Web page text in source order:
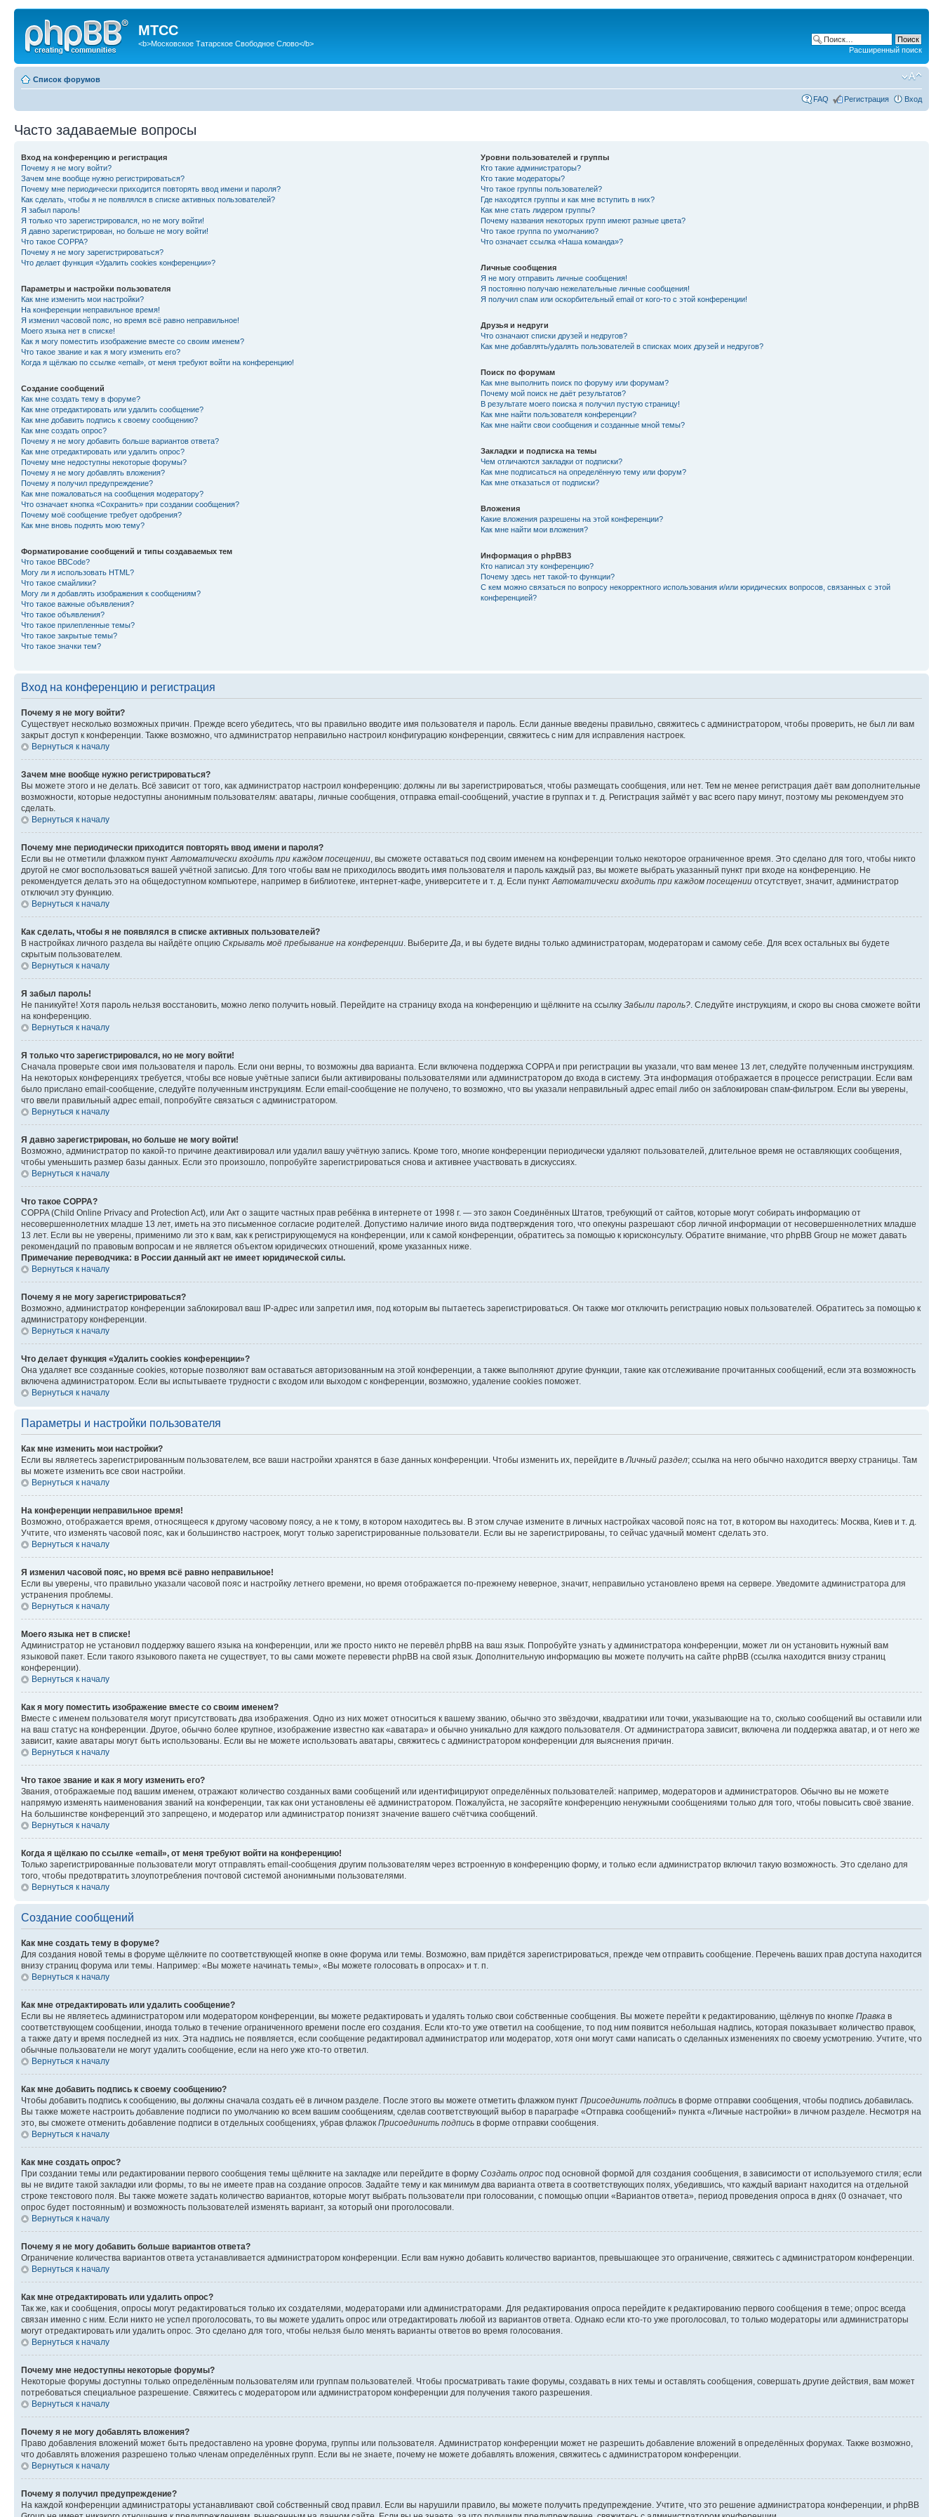
МТСС
<b>Московское Татарское Свободное Слово</b>
Расширенный поиск
Список форумов
FAQ Регистрация Вход
Часто задаваемые вопросы
Вход на конференцию и регистрация
Почему я не могу войти?
Зачем мне вообще нужно регистрироваться?
Почему мне периодически приходится повторять ввод имени и пароля?
Как сделать, чтобы я не появлялся в списке активных пользователей?
Я забыл пароль!
Я только что зарегистрировался, но не могу войти!
Я давно зарегистрирован, но больше не могу войти!
Что такое COPPA?
Почему я не могу зарегистрироваться?
Что делает функция «Удалить cookies конференции»?
Параметры и настройки пользователя
Как мне изменить мои настройки?
На конференции неправильное время!
Я изменил часовой пояс, но время всё равно неправильное!
Моего языка нет в списке!
Как я могу поместить изображение вместе со своим именем?
Что такое звание и как я могу изменить его?
Когда я щёлкаю по ссылке «email», от меня требуют войти на конференцию!
Создание сообщений
Как мне создать тему в форуме?
Как мне отредактировать или удалить сообщение?
Как мне добавить подпись к своему сообщению?
Как мне создать опрос?
Почему я не могу добавить больше вариантов ответа?
Как мне отредактировать или удалить опрос?
Почему мне недоступны некоторые форумы?
Почему я не могу добавлять вложения?
Почему я получил предупреждение?
Как мне пожаловаться на сообщения модератору?
Что означает кнопка «Сохранить» при создании сообщения?
Почему моё сообщение требует одобрения?
Как мне вновь поднять мою тему?
Форматирование сообщений и типы создаваемых тем
Что такое BBCode?
Могу ли я использовать HTML?
Что такое смайлики?
Могу ли я добавлять изображения к сообщениям?
Что такое важные объявления?
Что такое объявления?
Что такое прилепленные темы?
Что такое закрытые темы?
Что такое значки тем?
Уровни пользователей и группы
Кто такие администраторы?
Кто такие модераторы?
Что такое группы пользователей?
Где находятся группы и как мне вступить в них?
Как мне стать лидером группы?
Почему названия некоторых групп имеют разные цвета?
Что такое группа по умолчанию?
Что означает ссылка «Наша команда»?
Личные сообщения
Я не могу отправить личные сообщения!
Я постоянно получаю нежелательные личные сообщения!
Я получил спам или оскорбительный email от кого-то с этой конференции!
Друзья и недруги
Что означают списки друзей и недругов?
Как мне добавлять/удалять пользователей в списках моих друзей и недругов?
Поиск по форумам
Как мне выполнить поиск по форуму или форумам?
Почему мой поиск не даёт результатов?
В результате моего поиска я получил пустую страницу!
Как мне найти пользователя конференции?
Как мне найти свои сообщения и созданные мной темы?
Закладки и подписка на темы
Чем отличаются закладки от подписки?
Как мне подписаться на определённую тему или форум?
Как мне отказаться от подписки?
Вложения
Какие вложения разрешены на этой конференции?
Как мне найти мои вложения?
Информация о phpBB3
Кто написал эту конференцию?
Почему здесь нет такой-то функции?
С кем можно связаться по вопросу некорректного использования и/или юридических вопросов, связанных с этой
конференцией?
Вход на конференцию и регистрация
Почему я не могу войти?
Существует несколько возможных причин. Прежде всего убедитесь, что вы правильно вводите имя пользователя и пароль. Если данные введены правильно, свяжитесь с администратором, чтобы проверить, не был ли вам
закрыт доступ к конференции. Также возможно, что администратор неправильно настроил конфигурацию конференции, свяжитесь с ним для исправления настроек.
Вернуться к началу
Зачем мне вообще нужно регистрироваться?
Вы можете этого и не делать. Всё зависит от того, как администратор настроил конференцию: должны ли вы зарегистрироваться, чтобы размещать сообщения, или нет. Тем не менее регистрация даёт вам дополнительные
возможности, которые недоступны анонимным пользователям: аватары, личные сообщения, отправка email-сообщений, участие в группах и т. д. Регистрация займёт у вас всего пару минут, поэтому мы рекомендуем это
сделать.
Вернуться к началу
Почему мне периодически приходится повторять ввод имени и пароля?
Если вы не отметили флажком пункт Автоматически входить при каждом посещении , вы сможете оставаться под своим именем на конференции только некоторое ограниченное время. Это сделано для того, чтобы никто
другой не смог воспользоваться вашей учётной записью. Для того чтобы вам не приходилось вводить имя пользователя и пароль каждый раз, вы можете выбрать указанный пункт при входе на конференцию. Не
рекомендуется делать это на общедоступном компьютере, например в библиотеке, интернет-кафе, университете и т. д. Если пункт Автоматически входить при каждом посещении отсутствует, значит, администратор
отключил эту функцию.
Вернуться к началу
Как сделать, чтобы я не появлялся в списке активных пользователей?
В настройках личного раздела вы найдёте опцию Скрывать моё пребывание на конференции . Выберите Да , и вы будете видны только администраторам, модераторам и самому себе. Для всех остальных вы будете
скрытым пользователем.
Вернуться к началу
Я забыл пароль!
Не паникуйте! Хотя пароль нельзя восстановить, можно легко получить новый. Перейдите на страницу входа на конференцию и щёлкните на ссылку Забыли пароль? . Следуйте инструкциям, и скоро вы снова сможете войти
на конференцию.
Вернуться к началу
Я только что зарегистрировался, но не могу войти!
Сначала проверьте свои имя пользователя и пароль. Если они верны, то возможны два варианта. Если включена поддержка COPPA и при регистрации вы указали, что вам менее 13 лет, следуйте полученным инструкциям.
На некоторых конференциях требуется, чтобы все новые учётные записи были активированы пользователями или администратором до входа в систему. Эта информация отображается в процессе регистрации. Если вам
было прислано email-сообщение, следуйте полученным инструкциям. Если email-сообщение не получено, то возможно, что вы указали неправильный адрес email либо он заблокирован спам-фильтром. Если вы уверены,
что ввели правильный адрес email, попробуйте связаться с администратором.
Вернуться к началу
Я давно зарегистрирован, но больше не могу войти!
Возможно, администратор по какой-то причине деактивировал или удалил вашу учётную запись. Кроме того, многие конференции периодически удаляют пользователей, длительное время не оставляющих сообщения,
чтобы уменьшить размер базы данных. Если это произошло, попробуйте зарегистрироваться снова и активнее участвовать в дискуссиях.
Вернуться к началу
Что такое COPPA?
COPPA (Child Online Privacy and Protection Act), или Акт о защите частных прав ребёнка в интернете от 1998 г. — это закон Соединённых Штатов, требующий от сайтов, которые могут собирать информацию от
несовершеннолетних младше 13 лет, иметь на это письменное согласие родителей. Допустимо наличие иного вида подтверждения того, что опекуны разрешают сбор личной информации от несовершеннолетних младше
13 лет. Если вы не уверены, применимо ли это к вам, как к регистрирующемуся на конференции, или к самой конференции, обратитесь за помощью к юрисконсульту. Обратите внимание, что phpBB Group не может давать
рекомендаций по правовым вопросам и не является объектом юридических отношений, кроме указанных ниже.
Примечание переводчика: в России данный акт не имеет юридической силы.
Вернуться к началу
Почему я не могу зарегистрироваться?
Возможно, администратор конференции заблокировал ваш IP-адрес или запретил имя, под которым вы пытаетесь зарегистрироваться. Он также мог отключить регистрацию новых пользователей. Обратитесь за помощью к
администратору конференции.
Вернуться к началу
Что делает функция «Удалить cookies конференции»?
Она удаляет все созданные cookies, которые позволяют вам оставаться авторизованным на этой конференции, а также выполняют другие функции, такие как отслеживание прочитанных сообщений, если эта возможность
включена администратором. Если вы испытываете трудности с входом или выходом с конференции, возможно, удаление cookies поможет.
Вернуться к началу
Параметры и настройки пользователя
Как мне изменить мои настройки?
Если вы являетесь зарегистрированным пользователем, все ваши настройки хранятся в базе данных конференции. Чтобы изменить их, перейдите в Личный раздел; ссылка на него обычно находится вверху страницы. Там
вы можете изменить все свои настройки.
Вернуться к началу
На конференции неправильное время!
Возможно, отображается время, относящееся к другому часовому поясу, а не к тому, в котором находитесь вы. В этом случае измените в личных настройках часовой пояс на тот, в котором вы находитесь: Москва, Киев и т. д.
Учтите, что изменять часовой пояс, как и большинство настроек, могут только зарегистрированные пользователи. Если вы не зарегистрированы, то сейчас удачный момент сделать это.
Вернуться к началу
Я изменил часовой пояс, но время всё равно неправильное!
Если вы уверены, что правильно указали часовой пояс и настройку летнего времени, но время отображается по-прежнему неверное, значит, неправильно установлено время на сервере. Уведомите администратора для
устранения проблемы.
Вернуться к началу
Моего языка нет в списке!
Администратор не установил поддержку вашего языка на конференции, или же просто никто не перевёл phpBB на ваш язык. Попробуйте узнать у администратора конференции, может ли он установить нужный вам
языковой пакет. Если такого языкового пакета не существует, то вы сами можете перевести phpBB на свой язык. Дополнительную информацию вы можете получить на сайте phpBB (ссылка находится внизу страниц
конференции).
Вернуться к началу
Как я могу поместить изображение вместе со своим именем?
Вместе с именем пользователя могут присутствовать два изображения. Одно из них может относиться к вашему званию, обычно это звёздочки, квадратики или точки, указывающие на то, сколько сообщений вы оставили или
на ваш статус на конференции. Другое, обычно более крупное, изображение известно как «аватара» и обычно уникально для каждого пользователя. От администратора зависит, включена ли поддержка аватар, и от него же
зависит, какие аватары могут быть использованы. Если вы не можете использовать аватары, свяжитесь с администратором конференции для выяснения причин.
Вернуться к началу
Что такое звание и как я могу изменить его?
Звания, отображаемые под вашим именем, отражают количество созданных вами сообщений или идентифицируют определённых пользователей: например, модераторов и администраторов. Обычно вы не можете
напрямую изменять наименования званий на конференции, так как они установлены её администратором. Пожалуйста, не засоряйте конференцию ненужными сообщениями только для того, чтобы повысить своё звание.
На большинстве конференций это запрещено, и модератор или администратор понизят значение вашего счётчика сообщений.
Вернуться к началу
Когда я щёлкаю по ссылке «email», от меня требуют войти на конференцию!
Только зарегистрированные пользователи могут отправлять email-сообщения другим пользователям через встроенную в конференцию форму, и только если администратор включил такую возможность. Это сделано для
того, чтобы предотвратить злоупотребления почтовой системой анонимными пользователями.
Вернуться к началу
Создание сообщений
Как мне создать тему в форуме?
Для создания новой темы в форуме щёлкните по соответствующей кнопке в окне форума или темы. Возможно, вам придётся зарегистрироваться, прежде чем отправить сообщение. Перечень ваших прав доступа находится
внизу страниц форума или темы. Например: «Вы можете начинать темы», «Вы можете голосовать в опросах» и т. п.
Вернуться к началу
Как мне отредактировать или удалить сообщение?
Если вы не являетесь администратором или модератором конференции, вы можете редактировать и удалять только свои собственные сообщения. Вы можете перейти к редактированию, щёлкнув по кнопке Правка в
соответствующем сообщении, иногда только в течение ограниченного времени после его создания. Если кто-то уже ответил на сообщение, то под ним появится небольшая надпись, которая показывает количество правок,
а также дату и время последней из них. Эта надпись не появляется, если сообщение редактировал администратор или модератор, хотя они могут сами написать о сделанных изменениях по своему усмотрению. Учтите, что
обычные пользователи не могут удалить сообщение, если на него уже кто-то ответил.
Вернуться к началу
Как мне добавить подпись к своему сообщению?
Чтобы добавить подпись к сообщению, вы должны сначала создать её в личном разделе. После этого вы можете отметить флажком пункт Присоединить подпись в форме отправки сообщения, чтобы подпись добавилась.
Вы также можете настроить добавление подписи по умолчанию ко всем вашим сообщениям, сделав соответствующий выбор в параграфе «Отправка сообщений» пункта «Личные настройки» в личном разделе. Несмотря на
это, вы сможете отменить добавление подписи в отдельных сообщениях, убрав флажок Присоединить подпись в форме отправки сообщения.
Вернуться к началу
Как мне создать опрос?
При создании темы или редактировании первого сообщения темы щёлкните на закладке или перейдите в форму Создать опрос под основной формой для создания сообщения, в зависимости от используемого стиля; если
вы не видите такой закладки или формы, то вы не имеете прав на создание опросов. Задайте тему и как минимум два варианта ответа в соответствующих полях, убедившись, что каждый вариант находится на отдельной
строке текстового поля. Вы также можете задать количество вариантов, которые могут выбрать пользователи при голосовании, с помощью опции «Вариантов ответа», период проведения опроса в днях (0 означает, что
опрос будет постоянным) и возможность пользователей изменять вариант, за который они проголосовали.
Вернуться к началу
Почему я не могу добавить больше вариантов ответа?
Ограничение количества вариантов ответа устанавливается администратором конференции. Если вам нужно добавить количество вариантов, превышающее это ограничение, свяжитесь с администратором конференции.
Вернуться к началу
Как мне отредактировать или удалить опрос?
Так же, как и сообщения, опросы могут редактироваться только их создателями, модераторами или администраторами. Для редактирования опроса перейдите к редактированию первого сообщения в теме; опрос всегда
связан именно с ним. Если никто не успел проголосовать, то вы можете удалить опрос или отредактировать любой из вариантов ответа. Однако если кто-то уже проголосовал, то только модераторы или администраторы
могут отредактировать или удалить опрос. Это сделано для того, чтобы нельзя было менять варианты ответов во время голосования.
Вернуться к началу
Почему мне недоступны некоторые форумы?
Некоторые форумы доступны только определённым пользователям или группам пользователей. Чтобы просматривать такие форумы, создавать в них темы и оставлять сообщения, совершать другие действия, вам может
потребоваться специальное разрешение. Свяжитесь с модератором или администратором конференции для получения такого разрешения.
Вернуться к началу
Почему я не могу добавлять вложения?
Право добавления вложений может быть предоставлено на уровне форума, группы или пользователя. Администратор конференции может не разрешить добавление вложений в определённых форумах. Также возможно,
что добавлять вложения разрешено только членам определённых групп. Если вы не знаете, почему не можете добавлять вложения, свяжитесь с администратором конференции.
Вернуться к началу
Почему я получил предупреждение?
На каждой конференции администраторы устанавливают свой собственный свод правил. Если вы нарушили правило, вы можете получить предупреждение. Учтите, что это решение администратора конференции, и phpBB